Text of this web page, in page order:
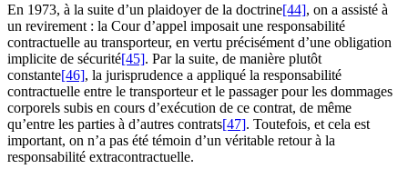
En 1973, à la suite d’un plaidoyer de la doctrine[44], on a assisté à
un revirement : la Cour d’appel imposait une responsabilité
contractuelle au transporteur, en vertu précisément d’une obligation
implicite de sécurité[45]. Par la suite, de manière plutôt
constante[46], la jurisprudence a appliqué la responsabilité
contractuelle entre le transporteur et le passager pour les dommages
corporels subis en cours d’exécution de ce contrat, de même
qu’entre les parties à d’autres contrats[47]. Toutefois, et cela est
important, on n’a pas été témoin d’un véritable retour à la
responsabilité extracontractuelle.